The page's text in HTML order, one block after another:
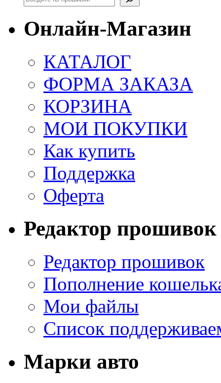
Онлайн-Магазин
КАТАЛОГ
ФОРМА ЗАКАЗА
КОРЗИНА
МОИ ПОКУПКИ
Как купить
Поддержка
Оферта
Редактор прошивок
Редактор прошивок
Пополнение
Мои файлы
Список
Марки авто